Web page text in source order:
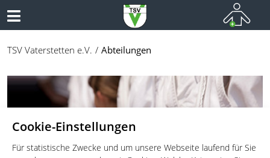
Cookie-Einstellungen
Für statistische Zwecke und um unsere Webseite laufend für Sie
TSV Vaterstetten e.V. Abteilungen